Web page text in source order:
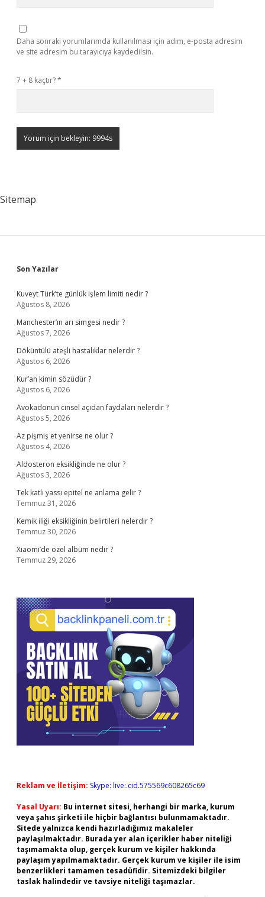
Daha sonraki yorumlarımda kullanılması için adım, e-posta adresim
ve site adresim bu tarayıcıya kaydedilsin.
7 + 8 kaçtır?*
Sitemap
Sidebar
Son Yazılar
Kuveyt Türk’te günlük işlem limiti nedir ?
Ağustos 8, 2026
Manchester’ın arı simgesi nedir ?
Ağustos 7, 2026
Döküntülü ateşli hastalıklar nelerdir ?
Ağustos 6, 2026
Kur’an kimin sözüdür ?
Ağustos 6, 2026
Avokadonun cinsel açıdan faydaları nelerdir ?
Ağustos 5, 2026
Az pişmiş et yenirse ne olur ?
Ağustos 4, 2026
Aldosteron eksikliğinde ne olur ?
Ağustos 3, 2026
Tek katlı yassı epitel ne anlama gelir ?
Temmuz 31, 2026
Kemik iliği eksikliğinin belirtileri nelerdir ?
Temmuz 30, 2026
Xiaomi’de özel albüm nedir ?
Temmuz 29, 2026
Reklam ve İletişim: Skype: live:.cid.575569c608265c69
Yasal Uyarı: Bu internet sitesi, herhangi bir marka, kurum
veya şahıs şirketi ile hiçbir bağlantısı bulunmamaktadır.
Sitede yalnızca kendi hazırladığımız makaleler
paylaşılmaktadır. Burada yer alan içerikler haber niteliği
taşımamakta olup, gerçek kurum ve kişiler hakkında
paylaşım yapılmamaktadır. Gerçek kurum ve kişiler ile isim
benzerlikleri tamamen tesadüfidir. Sitemizdeki bilgiler
taslak halindedir ve tavsiye niteliği taşımazlar.